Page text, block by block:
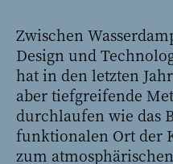
Zwischen
Design und
hat in den letzten
aber tiefgreifende
durchlaufen wie das
funktionalen Ort der
zum